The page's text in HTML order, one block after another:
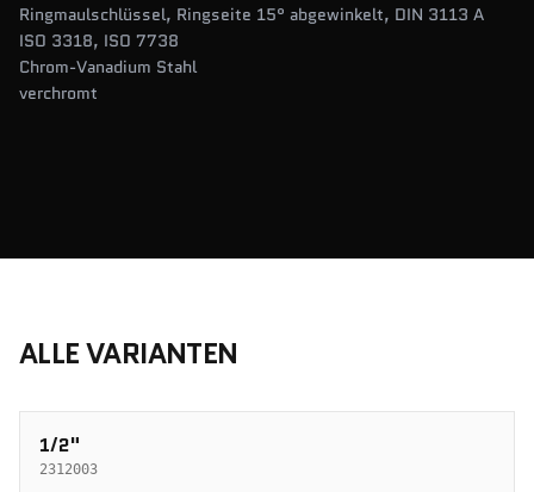
Ringmaulschlüssel, Ringseite 15° abgewinkelt, DIN 3113 A
ISO 3318, ISO 7738
Chrom-Vanadium Stahl
verchromt
ALLE VARIANTEN
1/2"
2312003